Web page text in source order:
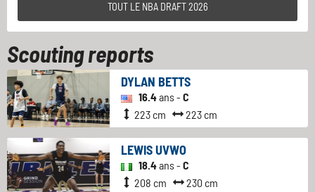
TOUT LE NBA DRAFT 2026
Scouting reports
DYLAN BETTS
16.4ans - C
223 cm
223 cm
LEWIS UVWO
18.4ans - C
208 cm
230 cm